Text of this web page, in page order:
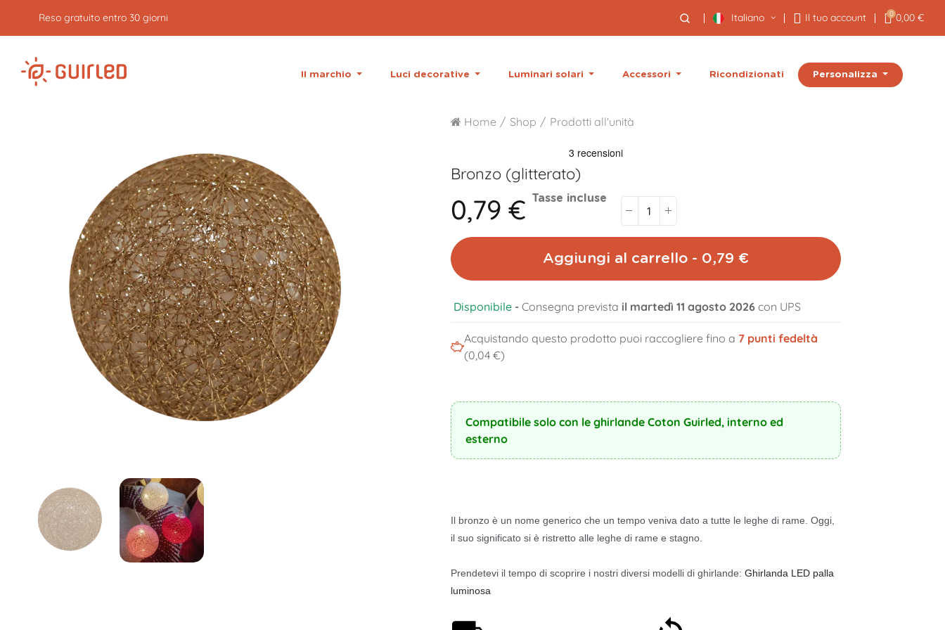
Reso gratuito entro 30 giorni Italiano Il tuo account 0 0,00 €
Il marchio Luci decorative Luminari solari Accessori Ricondizionati Personalizza
Home Shop Prodotti all'unità
Bronzo (glitterato)
0,79 € Tasse incluse
Aggiungi al carrello - 0,79 €
Disponibile- Consegna prevista il martedì 11 agosto 2026 con UPS
Acquistando questo prodotto puoi raccogliere fino a 7punti fedeltà
(0,04 €)
Compatibile solo con le ghirlande Coton Guirled, interno ed
esterno
Il bronzo è un nome generico che un tempo veniva dato a tutte le leghe di rame. Oggi,
il suo significato si è ristretto alle leghe di rame e stagno.
Prendetevi il tempo di scoprire i nostri diversi modelli di ghirlande: Ghirlanda LED palla
luminosa